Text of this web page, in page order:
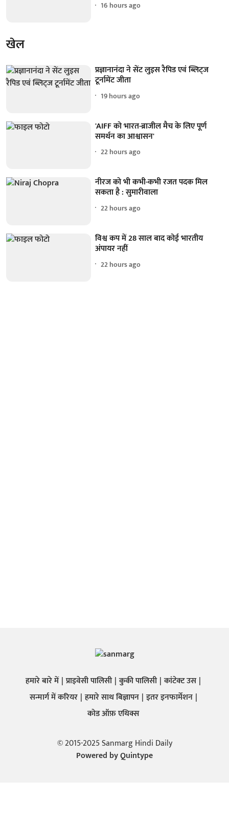
16 hours ago
खेल
प्रज्ञानानंदा ने सेंट लुइस रैपिड एवं ब्लिट्ज
टूर्नामेंट जीता
19 hours ago
'AIFF को भारत-ब्राजील मैच के लिए पूर्ण
समर्थन का आश्वासन'
22 hours ago
नीरज को भी कभी-कभी रजत पदक मिल
सकता है : सुमारीवाला
22 hours ago
विश्व कप में 28 साल बाद कोई भारतीय
अंपायर नहीं
22 hours ago
हमारे बारे में प्राइवेसी पालिसी कुकी पालिसी कांटेक्ट उस
सन्मार्ग में करियर हमारे साथ बिज्ञापन इतर इनफार्मेशन
कोड ऑफ़ एथिक्स
© 2015-2025 Sanmarg Hindi Daily
Powered byQuintype